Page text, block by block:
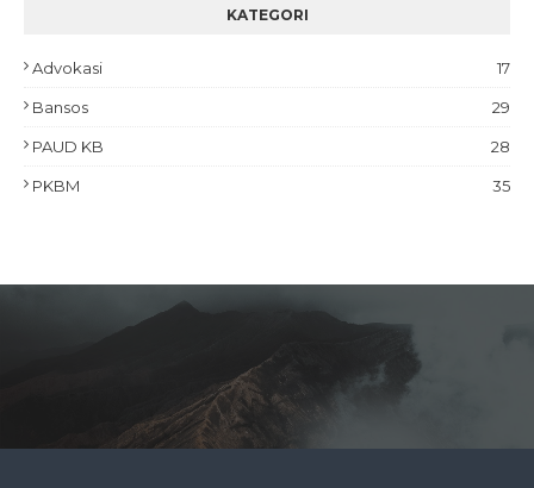
KATEGORI
Advokasi 17
Bansos 29
PAUD KB 28
PKBM 35